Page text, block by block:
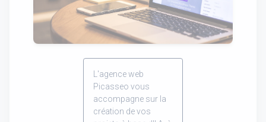
L'agence web
Picasseo vous
accompagne sur la
création de vos